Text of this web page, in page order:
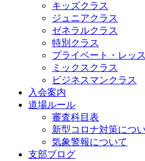
キッズクラス
ジュニアクラス
ゼネラルクラス
特別クラス
プライベート・レッ
ミックスクラス
ビジネスマンクラス
入会案内
道場ルール
審査科目表
新型コロナ対策につ
気象警報について
支部ブログ